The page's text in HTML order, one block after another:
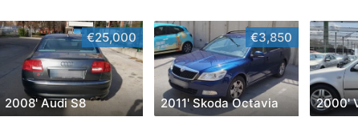
€25,000
2008' Audi S8
€3,850
2011' Skoda Octavia